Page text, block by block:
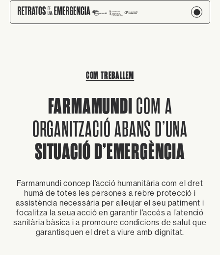
COM TREBALLEM
FARMAMUNDICOM A
ORGANITZACIÓ ABANS D’UNA
SITUACIÓ D’EMERGÈNCIA
Farmamundi concep l’acció humanitària com el dret
humà de totes les persones a rebre protecció i
assistència necessària per alleujar el seu patiment i
focalitza la seua acció en garantir l’accés a l’atenció
sanitària bàsica i a promoure condicions de salut que
garantisquen el dret a viure amb dignitat.